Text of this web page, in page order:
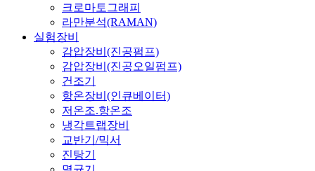
크로마토그래피
라만분석(RAMAN)
실험장비
감압장비(진공펌프)
감압장비(진공오일펌프)
건조기
항온장비(인큐베이터)
저온조.항온조
냉각트랩장비
교반기/믹서
진탕기